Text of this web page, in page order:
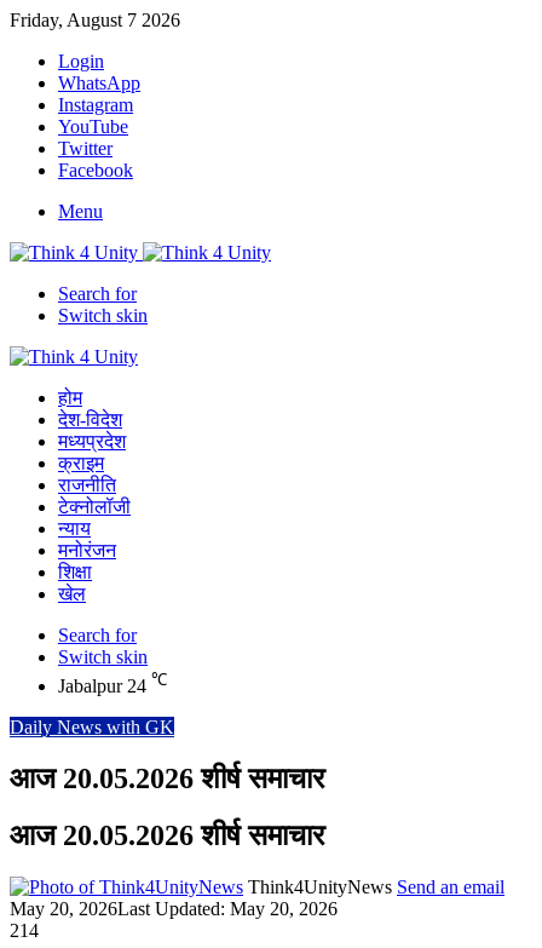
Friday, August 7 2026
Login
WhatsApp
Instagram
YouTube
Twitter
Facebook
Menu
Search for
Switch skin
होम
देश-विदेश
मध्यप्रदेश
क्राइम
राजनीति
टेक्नोलॉजी
न्याय
मनोरंजन
शिक्षा
खेल
Search for
Switch skin
Jabalpur 24 ℃
Daily News with GK
आज 20.05.2026 शीर्ष समाचार
आज 20.05.2026 शीर्ष समाचार
Think4UnityNews Send an email
May 20, 2026Last Updated: May 20, 2026
214